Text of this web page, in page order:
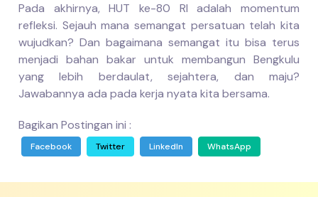
Pada akhirnya, HUT ke-80 RI adalah momentum
refleksi. Sejauh mana semangat persatuan telah kita
wujudkan? Dan bagaimana semangat itu bisa terus
menjadi bahan bakar untuk membangun Bengkulu
yang lebih berdaulat, sejahtera, dan maju?
Jawabannya ada pada kerja nyata kita bersama.
Bagikan Postingan ini :
Facebook Twitter LinkedIn WhatsApp